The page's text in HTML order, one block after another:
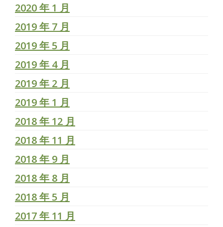
2020 年 1 月
2019 年 7 月
2019 年 5 月
2019 年 4 月
2019 年 2 月
2019 年 1 月
2018 年 12 月
2018 年 11 月
2018 年 9 月
2018 年 8 月
2018 年 5 月
2017 年 11 月